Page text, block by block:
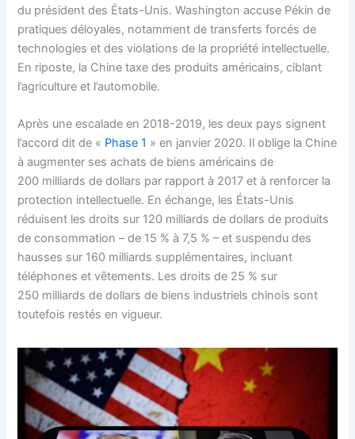
du président des États-Unis. Washington accuse Pékin de
pratiques déloyales, notamment de transferts forcés de
technologies et des violations de la propriété intellectuelle.
En riposte, la Chine taxe des produits américains, ciblant
l’agriculture et l’automobile.
Après une escalade en 2018-2019, les deux pays signent
l’accord dit de « Phase 1 » en janvier 2020. Il oblige la Chine
à augmenter ses achats de biens américains de
200 milliards de dollars par rapport à 2017 et à renforcer la
protection intellectuelle. En échange, les États-Unis
réduisent les droits sur 120 milliards de dollars de produits
de consommation – de 15 % à 7,5 % – et suspendu des
hausses sur 160 milliards supplémentaires, incluant
téléphones et vêtements. Les droits de 25 % sur
250 milliards de dollars de biens industriels chinois sont
toutefois restés en vigueur.